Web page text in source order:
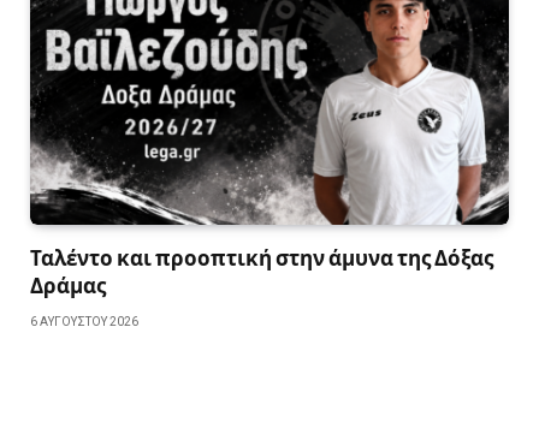
Ταλέντο και προοπτική στην άμυνα της Δόξας
Δράμας
6 ΑΥΓΟΎΣΤΟΥ 2026